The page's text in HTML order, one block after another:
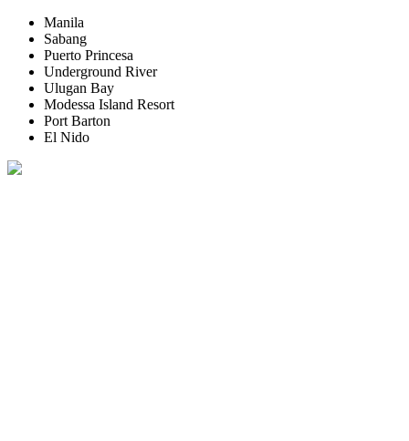
Manila
Sabang
Puerto Princesa
Underground River
Ulugan Bay
Modessa Island Resort
Port Barton
El Nido